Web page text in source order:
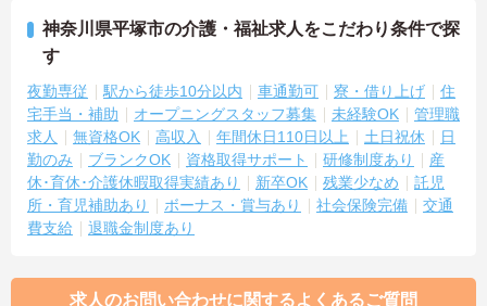
神奈川県平塚市の介護・福祉求人をこだわり条件で探
す
夜勤専従 駅から徒歩10分以内 車通勤可 寮・借り上げ
住
宅手当・補助
オープニングスタッフ募集 未経験OK
管理職
求人
無資格OK 高収入 年間休日110日以上 土日祝休
日
勤のみ
ブランクOK 資格取得サポート 研修制度あり
産
休･育休･介護休暇取得実績あり
新卒OK 残業少なめ
託児
所・育児補助あり
ボーナス・賞与あり 社会保険完備
交通
費支給
退職金制度あり
求人のお問い合わせに関するよくあるご質問